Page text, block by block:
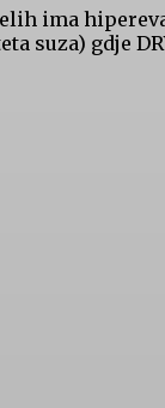
ima
suza) gdje